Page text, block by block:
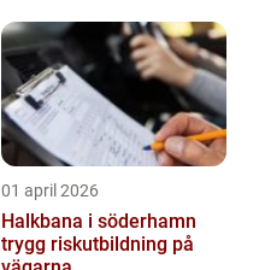
01 april 2026
Halkbana i söderhamn
trygg riskutbildning på